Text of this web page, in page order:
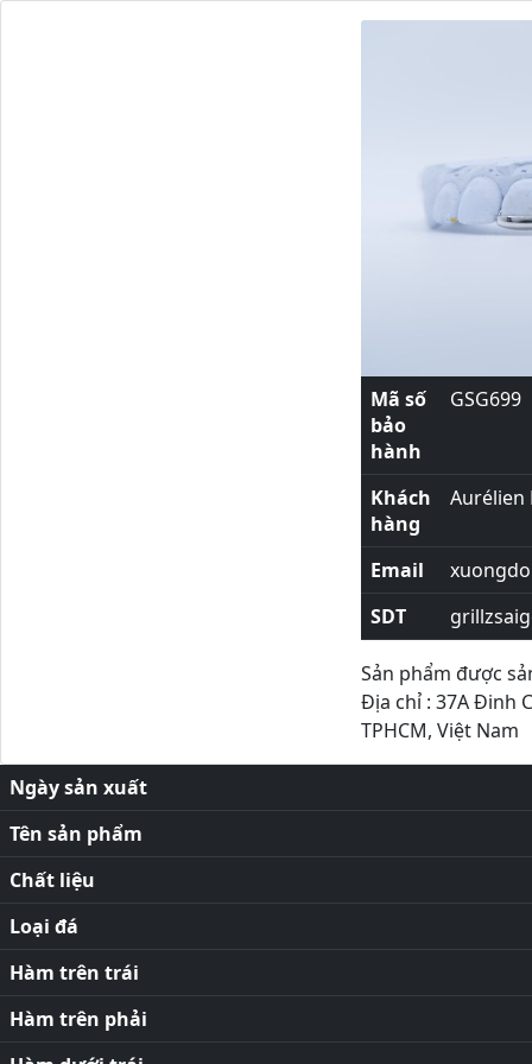
Mã số
bảo
hành
GSG699
Khách
hàng
Aurélien
Email
SDT
Sản phẩm được
Địa chỉ : 37A Đinh
TPHCM, Việt Nam
Ngày sản xuất
Tên sản phẩm
Chất liệu
Loại đá
Hàm trên trái
Hàm trên phải